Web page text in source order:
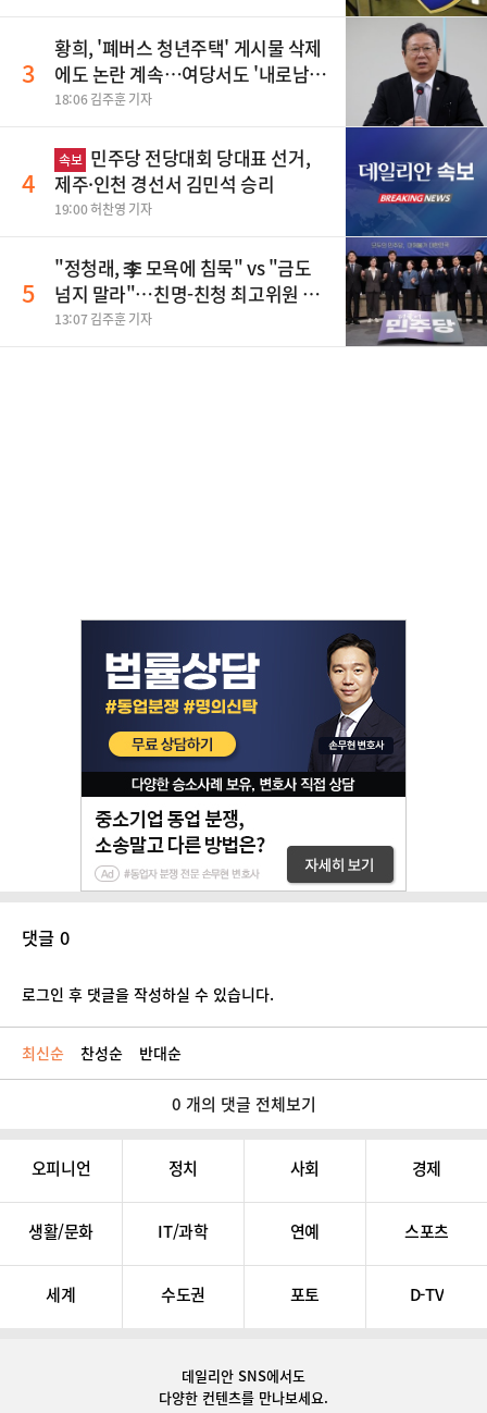
3
황희, '폐버스 청년주택' 게시물 삭제
에도 논란 계속…여당서도 '내로남
불' 비판
18:06 김주훈 기자
4
속보 민주당 전당대회 당대표 선거,
제주·인천 경선서 김민석 승리
19:00 허찬영 기자
5
"정청래, 李 모욕에 침묵" vs "금도
넘지 말라"…친명-친청 최고위원 후
보, 제주서 격돌
13:07 김주훈 기자
댓글 0
로그인 후 댓글을 작성하실 수 있습니다.
최신순 찬성순 반대순
0 개의 댓글 전체보기
오피니언 정치 사회 경제
생활/문화 IT/과학 연예 스포츠
세계 수도권 포토 D-TV
데일리안 SNS에서도
다양한 컨텐츠를 만나보세요.